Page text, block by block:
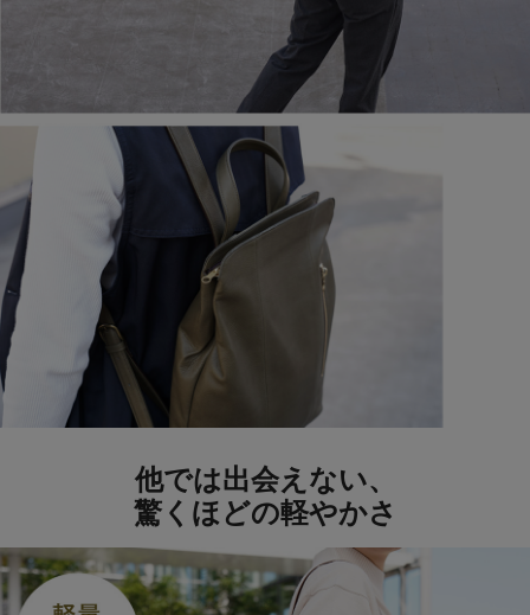
他では出会えない、
驚くほどの軽やかさ